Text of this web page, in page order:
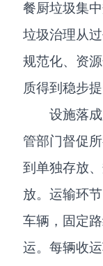
餐厨垃圾集
垃圾治理从
规范化、资
质得到稳步提
设施落
管部门督促
到单独存放
放。运输环
车辆，固定
运。每辆收